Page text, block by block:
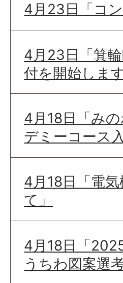
4月23日「コ
4月23日「箕
付を開始します
4月18日「み
デミーコース
4月18日「電
て」
4月18日「
うちわ図案選